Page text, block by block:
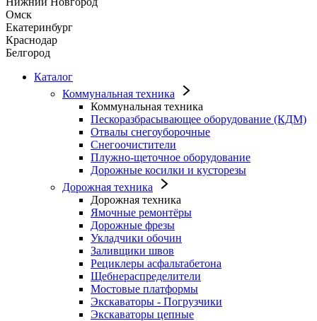
Омск
Екатеринбург
Краснодар
Белгород
Каталог
Коммунальная техника
Коммунальная техника
Пескоразбрасывающее оборудование (КДМ)
Отвалы снегоуборочные
Снегоочистители
Плужно-щеточное оборудование
Дорожные косилки и кусторезы
Дорожная техника
Дорожная техника
Ямочные ремонтёры
Дорожные фрезы
Укладчики обочин
Заливщики швов
Рециклеры асфальтабетона
Щебнераспределители
Мостовые платформы
Экскаваторы - Погрузчики
Экскаваторы цепные